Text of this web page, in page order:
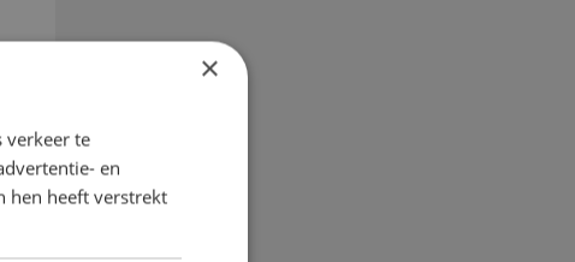
×
verkeer te
en
hen heeft verstrekt